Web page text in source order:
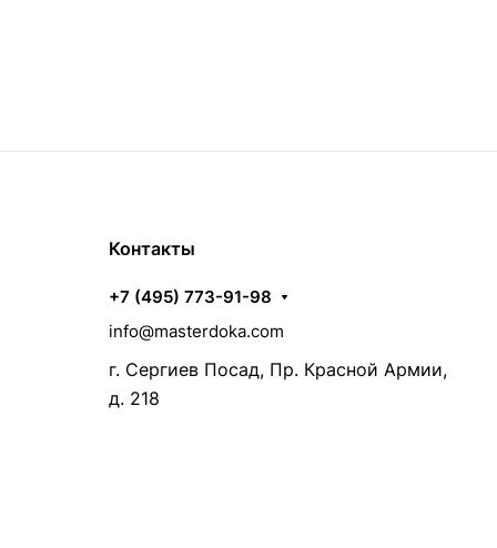
Контакты
+7 (495) 773-91-98
info@masterdoka.com
г. Сергиев Посад, Пр. Красной Армии,
д. 218